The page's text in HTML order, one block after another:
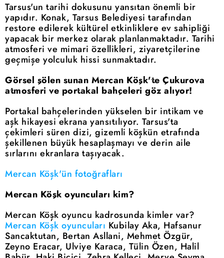
Tarsus'un tarihi dokusunu yansıtan önemli bir
yapıdır. Konak, Tarsus Belediyesi tarafından
restore edilerek kültürel etkinliklere ev sahipliği
yapacak bir merkez olarak planlanmaktadır. Tarihi
atmosferi ve mimari özellikleri, ziyaretçilerine
geçmişe yolculuk hissi sunmaktadır.
Görsel şölen sunan Mercan Köşk'te Çukurova
atmosferi ve portakal bahçeleri göz alıyor!
Portakal bahçelerinden yükselen bir intikam ve
aşk hikayesi ekrana yansıtılıyor. Tarsus'ta
çekimleri süren dizi, gizemli köşkün etrafında
şekillenen büyük hesaplaşmayı ve derin aile
sırlarını ekranlara taşıyacak.
Mercan Köşk'ün fotoğrafları
Mercan Köşk oyuncuları kim?
Mercan Köşk oyuncu kadrosunda kimler var?
Mercan Köşk oyuncuları Kubilay Aka, Hafsanur
Sancaktutan, Bertan Asllani, Mehmet Özgür,
Zeyno Eracar, Ulviye Karaca, Tülin Özen, Halil